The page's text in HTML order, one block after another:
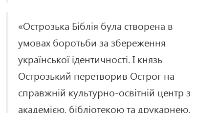
«Острозька Біблія була створена в
умовах боротьби за збереження
української ідентичності. І князь
Острозький перетворив Острог на
справжній культурно-освітній центр з
академією, бібліотекою та друкарнею.